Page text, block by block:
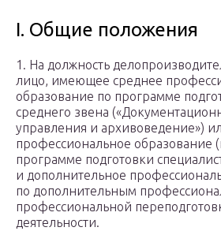
I. Общие положения
1. На должность
лицо, имеющее среднее
образование по программе
среднего звена
управления и архивоведение»)
профессиональное образование
программе подготовки
и дополнительное
по дополнительным
профессиональной
деятельности.